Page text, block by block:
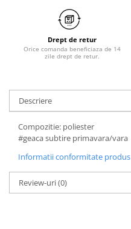
Drept de retur
Orice comanda beneficiaza de 14
zile drept de retur.
Descriere
Compozitie: poliester
#geaca subtire primavara/vara
Informatii conformitate produs
Review-uri(0)